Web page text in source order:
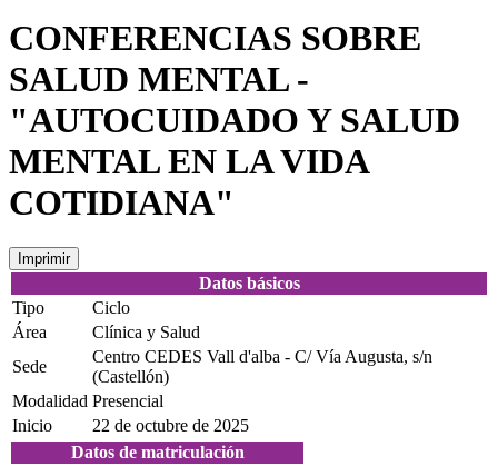
CONFERENCIAS SOBRE
SALUD MENTAL -
"AUTOCUIDADO Y SALUD
MENTAL EN LA VIDA
COTIDIANA"
Imprimir
Datos básicos
Tipo
Ciclo
Área
Clínica y Salud
Sede
Centro CEDES Vall d'alba - C/ Vía Augusta, s/n
(Castellón)
Modalidad Presencial
Inicio
22 de octubre de 2025
Datos de matriculación